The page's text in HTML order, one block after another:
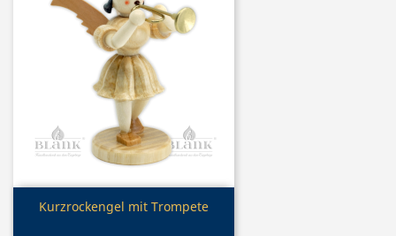
Vorschau
Kurzrockengel mit Trompete